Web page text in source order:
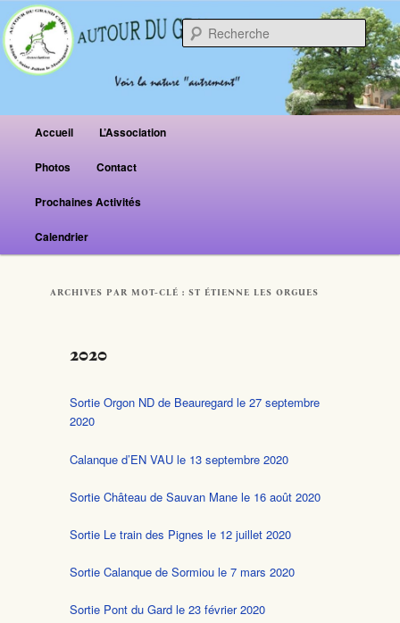
Menu principal
Aller au contenu principal
Aller au contenu secondaire
Accueil L’Association
Photos Contact
Prochaines Activités
Calendrier
ARCHIVES PAR MOT-CLÉ :ST ÉTIENNE LES ORGUES
2020
Sortie Orgon ND de Beauregard le 27 septembre
2020
Calanque d’EN VAU le 13 septembre 2020
Sortie Château de Sauvan Mane le 16 août 2020
Sortie Le train des Pignes le 12 juillet 2020
Sortie Calanque de Sormiou le 7 mars 2020
Sortie Pont du Gard le 23 février 2020